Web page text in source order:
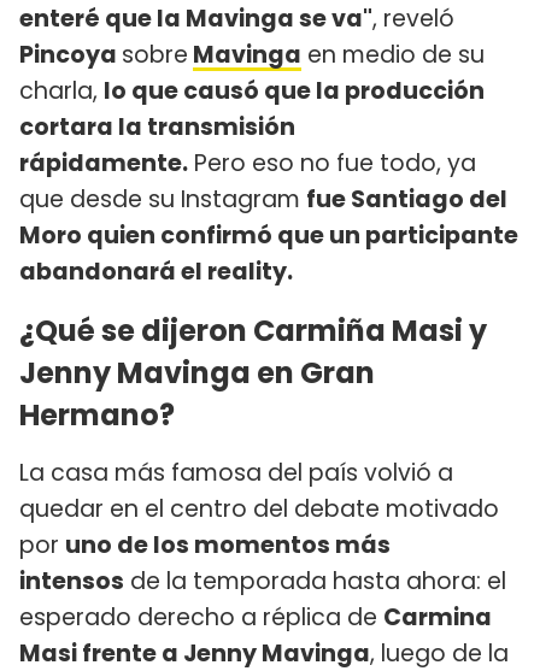
enteré que la Mavinga se va", reveló
Pincoya sobre Mavinga en medio de su
charla, lo que causó que la producción
cortara la transmisión
rápidamente. Pero eso no fue todo, ya
que desde su Instagram fue Santiago del
Moro quien confirmó que un participante
abandonará el reality.
¿Qué se dijeron Carmiña Masi y
Jenny Mavinga en Gran
Hermano?
La casa más famosa del país volvió a
quedar en el centro del debate motivado
por uno de los momentos más
intensos de la temporada hasta ahora: el
esperado derecho a réplica de Carmina
Masi frente a Jenny Mavinga, luego de la